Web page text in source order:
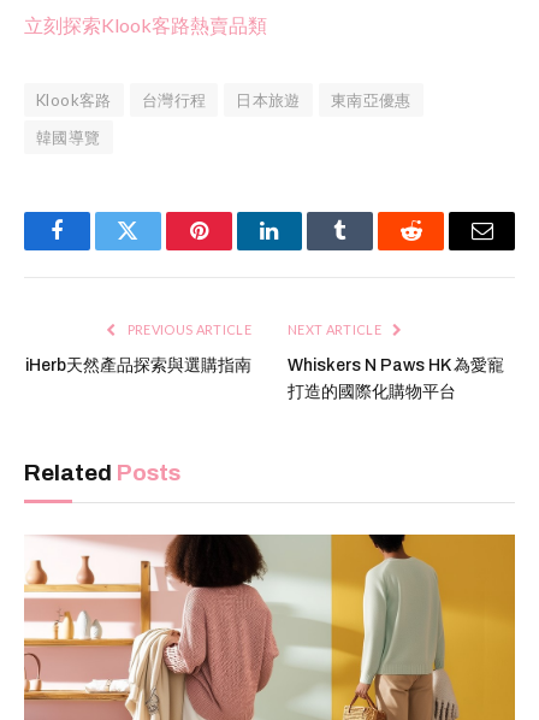
立刻探索Klook客路熱賣品類
Klook客路 台灣行程 日本旅遊
東南亞優惠
韓國導覽
FacebookTwitter PinterestLinkedInTumblr Reddit Email
PREVIOUS ARTICLE
iHerb天然產品探索與選購指南
NEXT ARTICLE
Whiskers N Paws HK 為愛寵
打造的國際化購物平台
Related Posts